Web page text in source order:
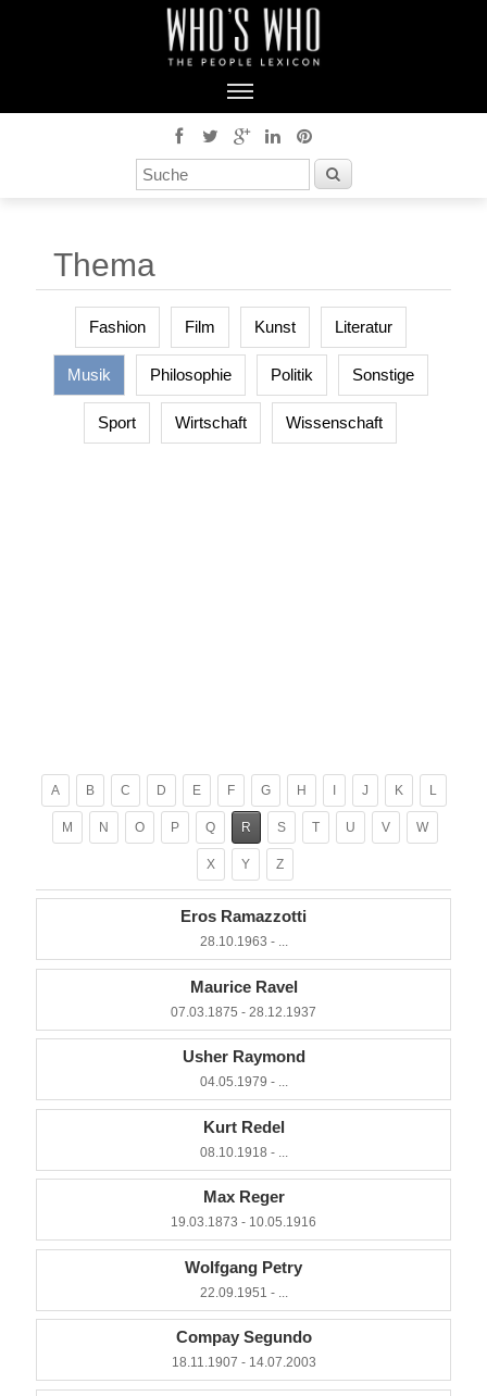
Thema
Fashion Film Kunst Literatur
Musik Philosophie Politik Sonstige
Sport Wirtschaft Wissenschaft
A B C D E F G H I J K L
M N O P Q R S T U V W
X Y Z
Eros Ramazzotti
28.10.1963 - ...
Maurice Ravel
07.03.1875 - 28.12.1937
Usher Raymond
04.05.1979 - ...
Kurt Redel
08.10.1918 - ...
Max Reger
19.03.1873 - 10.05.1916
Wolfgang Petry
22.09.1951 - ...
Compay Segundo
18.11.1907 - 14.07.2003